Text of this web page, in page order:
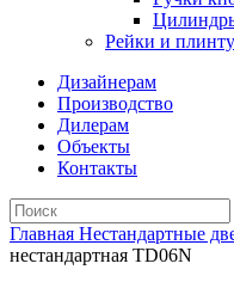
Рейки и
Дизайнерам
Производство
Дилерам
Объекты
Контакты
Главная Нестандартные
нестандартная TD06N